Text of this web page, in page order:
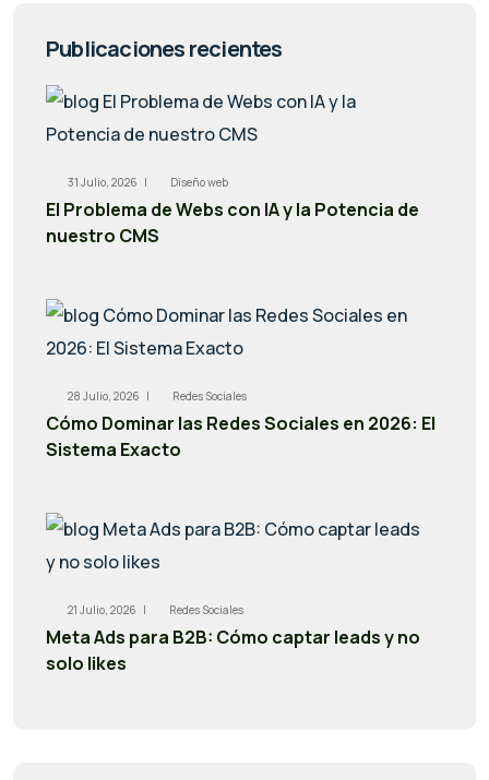
Publicaciones recientes
31 Julio, 2026 | Diseño web
El Problema de Webs con IA y la Potencia de
nuestro CMS
28 Julio, 2026 | Redes Sociales
Cómo Dominar las Redes Sociales en 2026: El
Sistema Exacto
21 Julio, 2026 | Redes Sociales
Meta Ads para B2B: Cómo captar leads y no
solo likes